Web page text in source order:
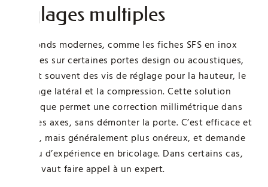
réglages multiples
Les gonds modernes, comme les fiches SFS en inox
utilisées sur certaines portes design ou acoustiques,
offrent souvent des vis de réglage pour la hauteur, le
décalage latéral et la compression. Cette solution
technique permet une correction millimétrique dans
tous les axes, sans démonter la porte. C’est efficace et
rapide, mais généralement plus onéreux, et demande
un peu d’expérience en bricolage. Dans certains cas,
mieux vaut faire appel à un expert.